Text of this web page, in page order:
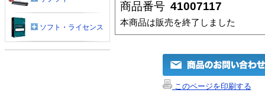
商品番号 41007117
本商品は販売を終了しました
このページを印刷する
ソフト・ライセンス